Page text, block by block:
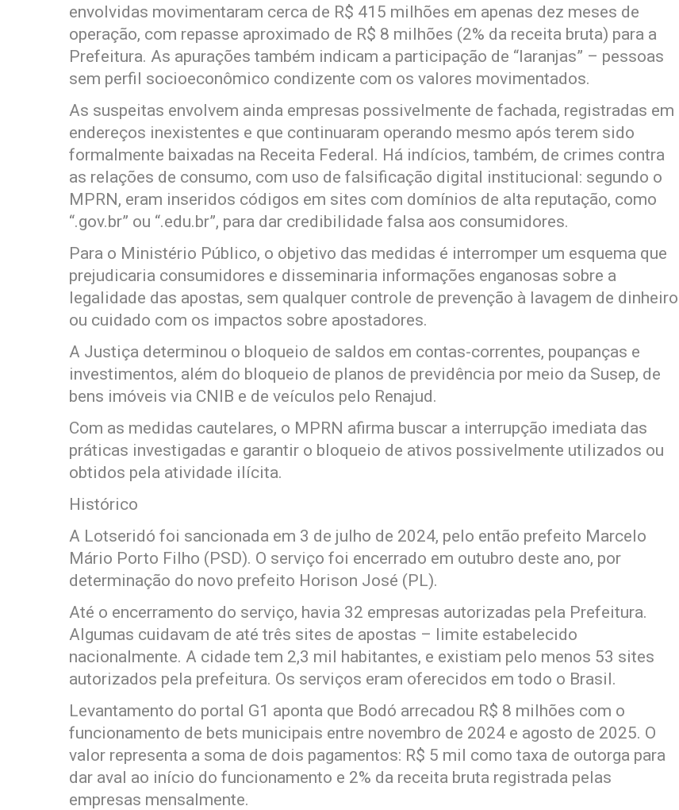
envolvidas movimentaram cerca de R$ 415 milhões em apenas dez meses de
operação, com repasse aproximado de R$ 8 milhões (2% da receita bruta) para a
Prefeitura. As apurações também indicam a participação de “laranjas” – pessoas
sem perfil socioeconômico condizente com os valores movimentados.
As suspeitas envolvem ainda empresas possivelmente de fachada, registradas em
endereços inexistentes e que continuaram operando mesmo após terem sido
formalmente baixadas na Receita Federal. Há indícios, também, de crimes contra
as relações de consumo, com uso de falsificação digital institucional: segundo o
MPRN, eram inseridos códigos em sites com domínios de alta reputação, como
“.gov.br” ou “.edu.br”, para dar credibilidade falsa aos consumidores.
Para o Ministério Público, o objetivo das medidas é interromper um esquema que
prejudicaria consumidores e disseminaria informações enganosas sobre a
legalidade das apostas, sem qualquer controle de prevenção à lavagem de dinheiro
ou cuidado com os impactos sobre apostadores.
A Justiça determinou o bloqueio de saldos em contas-correntes, poupanças e
investimentos, além do bloqueio de planos de previdência por meio da Susep, de
bens imóveis via CNIB e de veículos pelo Renajud.
Com as medidas cautelares, o MPRN afirma buscar a interrupção imediata das
práticas investigadas e garantir o bloqueio de ativos possivelmente utilizados ou
obtidos pela atividade ilícita.
Histórico
A Lotseridó foi sancionada em 3 de julho de 2024, pelo então prefeito Marcelo
Mário Porto Filho (PSD). O serviço foi encerrado em outubro deste ano, por
determinação do novo prefeito Horison José (PL).
Até o encerramento do serviço, havia 32 empresas autorizadas pela Prefeitura.
Algumas cuidavam de até três sites de apostas – limite estabelecido
nacionalmente. A cidade tem 2,3 mil habitantes, e existiam pelo menos 53 sites
autorizados pela prefeitura. Os serviços eram oferecidos em todo o Brasil.
Levantamento do portal G1 aponta que Bodó arrecadou R$ 8 milhões com o
funcionamento de bets municipais entre novembro de 2024 e agosto de 2025. O
valor representa a soma de dois pagamentos: R$ 5 mil como taxa de outorga para
dar aval ao início do funcionamento e 2% da receita bruta registrada pelas
empresas mensalmente.